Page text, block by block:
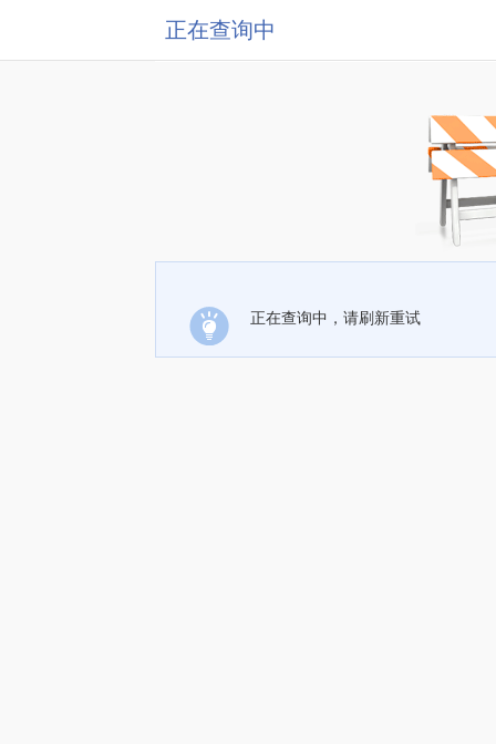
正在查询中
正在查询中，请刷新重试